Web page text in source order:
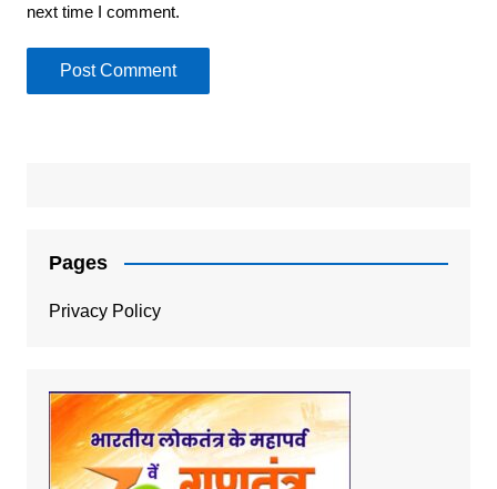
next time I comment.
Pages
Privacy Policy